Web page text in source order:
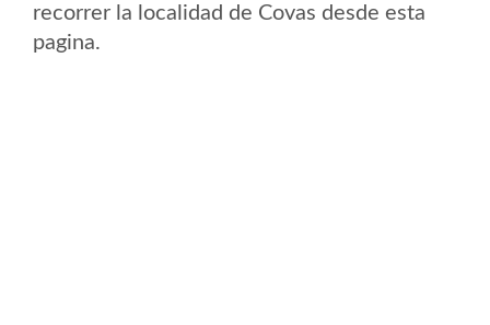
recorrer la localidad de Covas desde esta
pagina.